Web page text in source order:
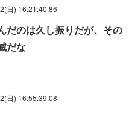
日) 16:21:40.86
だのは久し振りだが、その
だな
日) 16:55:39.08